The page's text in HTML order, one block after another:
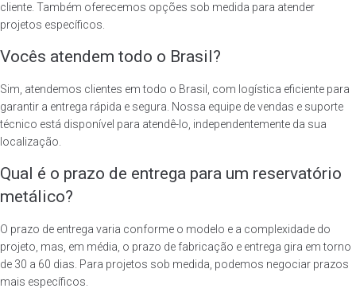
cliente. Também oferecemos opções sob medida para atender
projetos específicos.
Vocês atendem todo o Brasil?
Sim, atendemos clientes em todo o Brasil, com logística eficiente para
garantir a entrega rápida e segura. Nossa equipe de vendas e suporte
técnico está disponível para atendê-lo, independentemente da sua
localização.
Qual é o prazo de entrega para um reservatório
metálico?
O prazo de entrega varia conforme o modelo e a complexidade do
projeto, mas, em média, o prazo de fabricação e entrega gira em torno
de 30 a 60 dias. Para projetos sob medida, podemos negociar prazos
mais específicos.